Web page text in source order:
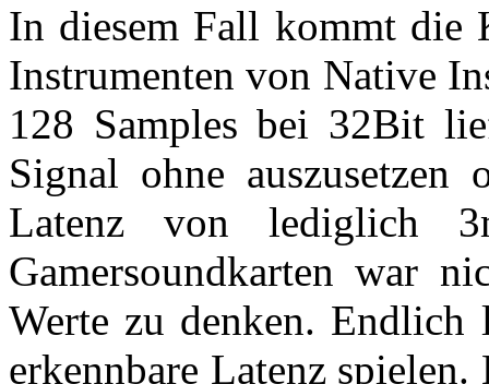
In diesem Fall kommt die
Instrumenten von Native
128 Samples bei 32Bit
Signal ohne
Latenz von lediglich
Gamersoundkarten war
Werte zu denken.
erkennbare Latenz